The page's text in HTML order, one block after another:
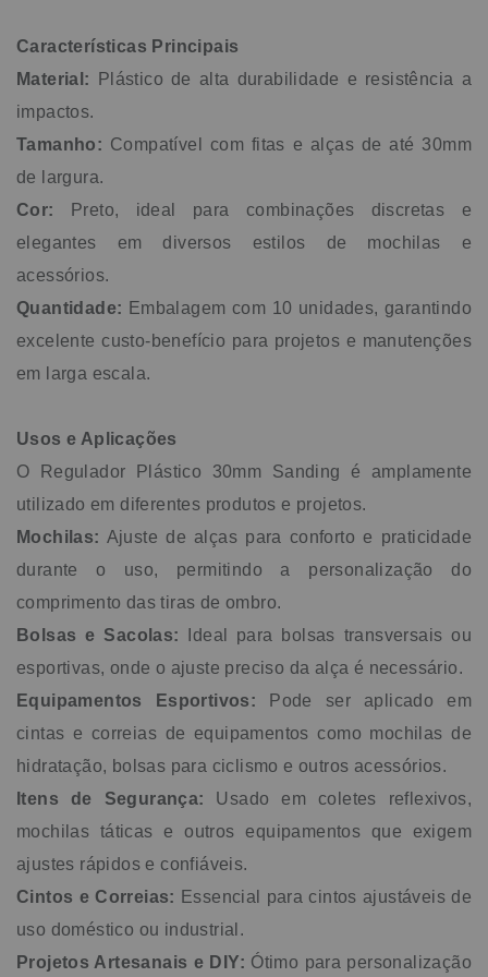
garantindo um ajuste perfeito e seguro. Aproveite o pacote
com 10 unidades para realizar diversos projetos e garantir
a reposição de peças essenciais para o seu dia a dia.
Dados Técnicos Composição: Plástico Marca: Sanding
Quantidade: Pacote com 10 unidades
Características Principais
Material: Plástico de alta durabilidade e resistência a
impactos.
Tamanho: Compatível com fitas e alças de até 30mm
de largura.
Cor: Preto, ideal para combinações discretas e
elegantes em diversos estilos de mochilas e
acessórios.
Quantidade: Embalagem com 10 unidades, garantindo
excelente custo-benefício para projetos e manutenções
em larga escala.
Usos e Aplicações
O Regulador Plástico 30mm Sanding é amplamente
utilizado em diferentes produtos e projetos.
Mochilas: Ajuste de alças para conforto e praticidade
durante o uso, permitindo a personalização do
comprimento das tiras de ombro.
Bolsas e Sacolas: Ideal para bolsas transversais ou
esportivas, onde o ajuste preciso da alça é necessário.
Equipamentos Esportivos: Pode ser aplicado em
cintas e correias de equipamentos como mochilas de
hidratação, bolsas para ciclismo e outros acessórios.
Itens de Segurança: Usado em coletes reflexivos,
mochilas táticas e outros equipamentos que exigem
ajustes rápidos e confiáveis.
Cintos e Correias: Essencial para cintos ajustáveis de
uso doméstico ou industrial.
Projetos Artesanais e DIY: Ótimo para personalização